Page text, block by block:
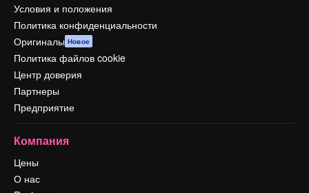
Условия и положения
Политика конфиденциальности
Оригиналы Новое
Политика файлов cookie
Центр доверия
Партнеры
Предприятие
Компания
Цены
О нас